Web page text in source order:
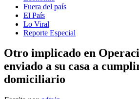
Fuera del país
El País
Lo Viral
Reporte Especial
Otro implicado en
enviado a su casa a
domiciliario